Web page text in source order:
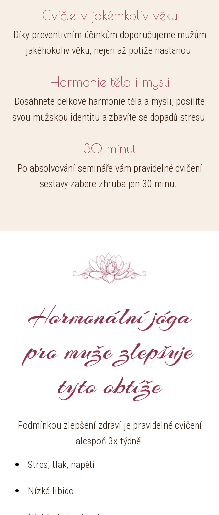
Cvičte v jakémkoliv věku
Díky preventivním účinkům doporučujeme mužům
jakéhokoliv věku, nejen až potíže nastanou.
Harmonie těla i mysli
Dosáhnete celkové harmonie těla a mysli, posílíte
svou mužskou identitu a zbavíte se dopadů stresu.
30 minut
Po absolvování semináře vám pravidelné cvičení
sestavy zabere zhruba jen 30 minut.
Hormonální jóga
pro muže zlepšuje
tyto obtíže
Podmínkou zlepšení zdraví je pravidelné cvičení
alespoň 3x týdně.
Stres, tlak, napětí.
Nízké libido.